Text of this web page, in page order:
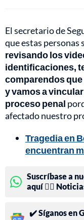
El secretario de
que estas personas
revisando los
identificaciones,
comparendos
y vamos a
proceso penal
afectado nuestro
Tragedia en
encuentran
Suscríbase a
aquí 👉🏻
✔️ Síganos en